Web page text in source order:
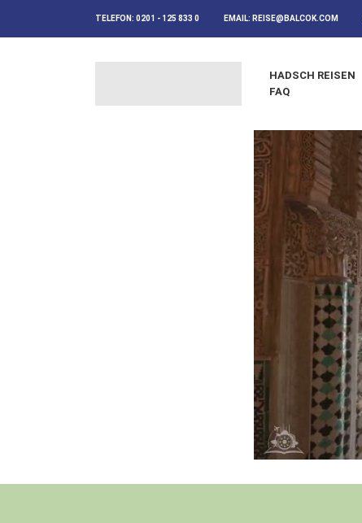
TELEFON: 0201 - 125 833 0 EMAIL: REISE@BALCOK.COM
HADSCH REISEN
FAQ